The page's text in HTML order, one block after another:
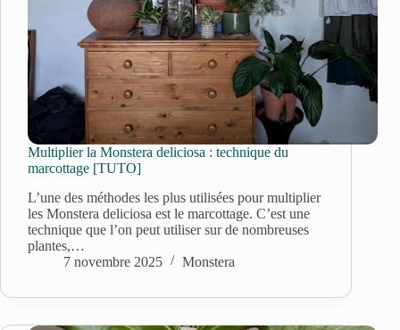
Multiplier la Monstera deliciosa : technique du
marcottage [TUTO]
L’une des méthodes les plus utilisées pour multiplier
les Monstera deliciosa est le marcottage. C’est une
technique que l’on peut utiliser sur de nombreuses
plantes,…
7 novembre 2025
Monstera